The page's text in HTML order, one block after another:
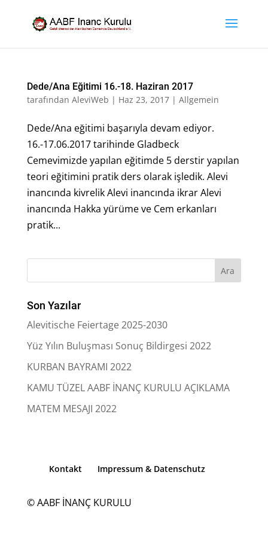
Dede/Ana Eğitimi 16.-18. Haziran 2017
tarafından AleviWeb | Haz 23, 2017| Allgemein
Dede/Ana eğitimi başarıyla devam ediyor.
16.-17.06.2017 tarihinde Gladbeck
Cemevimizde yapılan eğitimde 5 derstir yapılan
teori eğitimini pratik ders olarak işledik. Alevi
inancında kivrelik Alevi inancında ikrar Alevi
inancında Hakka yürüme ve Cem erkanları
pratik...
Son Yazılar
Alevitische Feiertage 2025-2030
Yüz Yılın Buluşması Sonuç Bildirgesi 2022
KURBAN BAYRAMI 2022
KAMU TÜZEL AABF İNANÇ KURULU AÇIKLAMA
MATEM MESAJI 2022
Kontakt Impressum & Datenschutz
© AABF İNANÇ KURULU